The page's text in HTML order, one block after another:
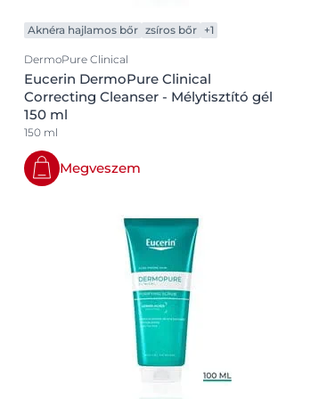
Aknéra hajlamos bőr zsíros bőr +1
DermoPure Clinical
Eucerin DermoPure Clinical
Correcting Cleanser - Mélytisztító gél
150 ml
150 ml
Megveszem